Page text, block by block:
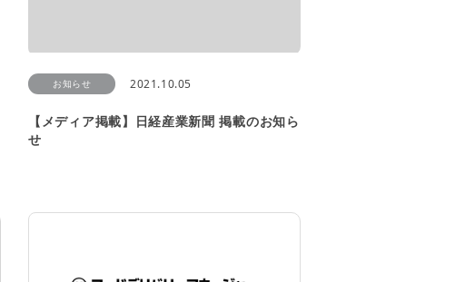
お知らせ 2021.10.05
【メディア掲載】日経産業新聞 掲載のお知ら
せ